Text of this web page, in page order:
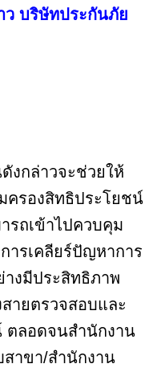
ว บริษัทประกันภัย
งกล่าวจะช่วยให้
ครองสิทธิประโยชน์
รถเข้าไปควบคุม
ารเคลียร์ปัญหาการ
งมีประสิทธิภาพ
ายตรวจสอบและ
ตลอดจนสำนักงาน
าขา/สำนักงาน